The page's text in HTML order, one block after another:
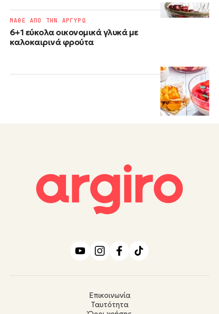
6+1 εύκολα οικονομικά γλυκά με
καλοκαιρινά φρούτα
ΜΑΘΕ ΑΠΟ ΤΗΝ ΑΡΓΥΡΩ
Επικοινωνία
Ταυτότητα